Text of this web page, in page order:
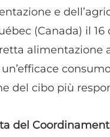
e
(Canada) il
alimentazione
del cibo più
del